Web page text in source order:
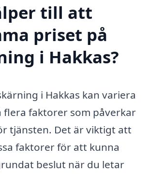
till att
priset på
i Hakkas?
i Hakkas kan variera
flera faktorer som påverkar
tjänsten. Det är viktigt att
faktorer för att kunna
beslut när du letar